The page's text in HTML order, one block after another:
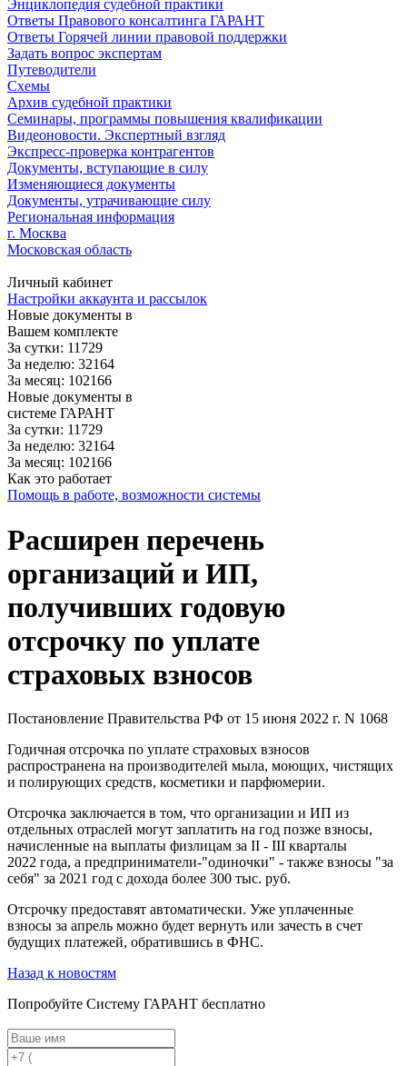
Энциклопедия судебной практики
Ответы Правового консалтинга ГАРАНТ
Ответы Горячей линии правовой поддержки
Задать вопрос экспертам
Путеводители
Схемы
Архив судебной практики
Семинары, программы повышения квалификации
Видеоновости. Экспертный взгляд
Экспресс-проверка контрагентов
Документы, вступающие в силу
Изменяющиеся документы
Документы, утрачивающие силу
Региональная информация
г. Москва
Московская область
Личный кабинет
Настройки аккаунта и рассылок
Новые документы в
Вашем комплекте
За сутки: 11729
За неделю: 32164
За месяц: 102166
Новые документы в
системе ГАРАНТ
За сутки: 11729
За неделю: 32164
За месяц: 102166
Как это работает
Помощь в работе, возможности системы
Расширен перечень
организаций и ИП,
получивших годовую
отсрочку по уплате
страховых взносов
Постановление Правительства РФ от 15 июня 2022 г. N 1068
Годичная отсрочка по уплате страховых взносов
распространена на производителей мыла, моющих, чистящих
и полирующих средств, косметики и парфюмерии.
Отсрочка заключается в том, что организации и ИП из
отдельных отраслей могут заплатить на год позже взносы,
начисленные на выплаты физлицам за II - III кварталы
2022 года, а предприниматели-"одиночки" - также взносы "за
себя" за 2021 год с дохода более 300 тыс. руб.
Отсрочку предоставят автоматически. Уже уплаченные
взносы за апрель можно будет вернуть или зачесть в счет
будущих платежей, обратившись в ФНС.
Назад к новостям
Попробуйте Систему ГАРАНТ бесплатно